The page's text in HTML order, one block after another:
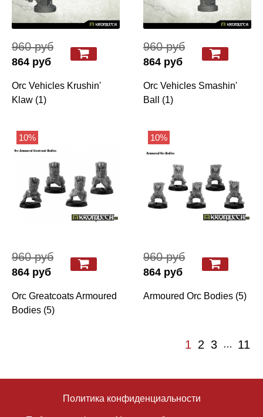
960 руб
864 руб
Orc Vehicles Krushin'
Klaw (1)
960 руб
864 руб
Orc Vehicles Smashin'
Ball (1)
10%
960 руб
864 руб
Orc Greatcoats Armoured
Bodies (5)
10%
960 руб
864 руб
Armoured Orc Bodies (5)
1 2 3 … 11
Политика конфиденциальности